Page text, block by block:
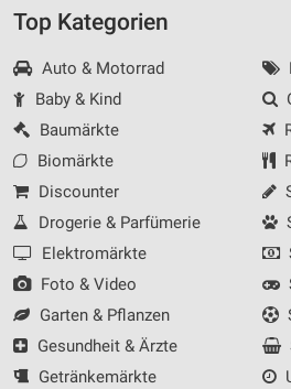
Top Kategorien
Auto & Motorrad
Baby & Kind
Baumärkte
Biomärkte
Discounter
Drogerie & Parfümerie
Elektromärkte
Foto & Video
Garten & Pflanzen
Gesundheit & Ärzte
Getränkemärkte
Nicht-IAB-Verarbeitungszwecke:
Performance
Funktional